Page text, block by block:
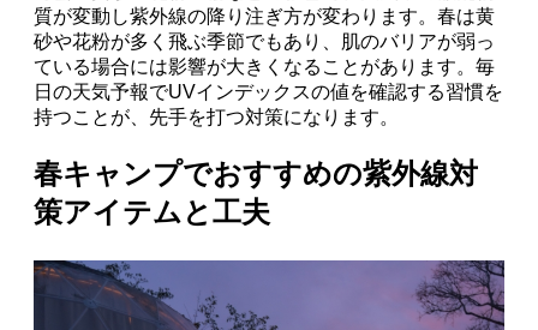
質が変動し紫外線の降り注ぎ方が変わります。春は黄
砂や花粉が多く飛ぶ季節でもあり、肌のバリアが弱っ
ている場合には影響が大きくなることがあります。毎
日の天気予報でUVインデックスの値を確認する習慣を
持つことが、先手を打つ対策になります。
春キャンプでおすすめの紫外線対
策アイテムと工夫